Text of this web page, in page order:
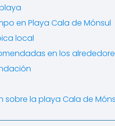
en Playa Cala de Mónsul
local
en los
sobre la playa Cala de